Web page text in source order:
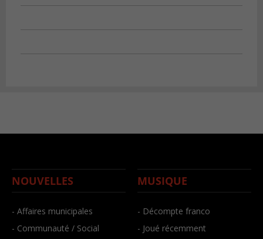
NOUVELLES
- Affaires municipales
- Communauté / Social
MUSIQUE
- Décompte franco
- Joué récemment